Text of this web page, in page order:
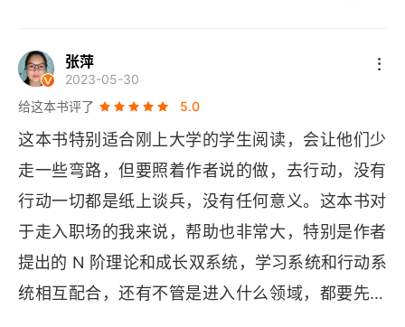
说，已经是低阶的解决方案，可用，但要有高阶指
导为前提，不能执迷，不能沉溺。
张萍
2023-05-30
给这本书评了
5.0
这本书特别适合刚上大学的学生阅读，会让他们少
走一些弯路，但要照着作者说的做，去行动，没有
行动一切都是纸上谈兵，没有任何意义。这本书对
于走入职场的我来说，帮助也非常大，特别是作者
提出的 N 阶理论和成长双系统，学习系统和行动系
统相互配合，还有不管是进入什么领域，都要先夯